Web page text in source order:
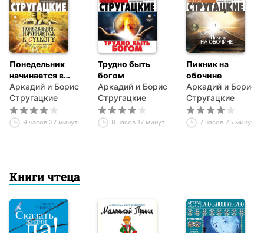
Понедельник
начинается в
субботу
Аркадий и Борис
Стругацкие
9 часов 37 минут
Трудно быть
богом
Аркадий и Борис
Стругацкие
8 часов 17 минут
Пикник на
обочине
Аркадий и Борис
Стругацкие
7 часов 25 минут
Книги чтеца